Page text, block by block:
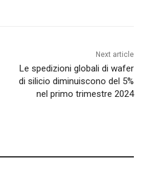
Next article
Le spedizioni globali di wafer
di silicio diminuiscono del 5%
nel primo trimestre 2024